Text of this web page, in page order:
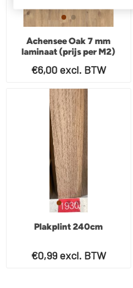
Achensee Oak 7 mm
laminaat (prijs per M2)
€6,00 excl. BTW
Plakplint 240cm
€0,99 excl. BTW